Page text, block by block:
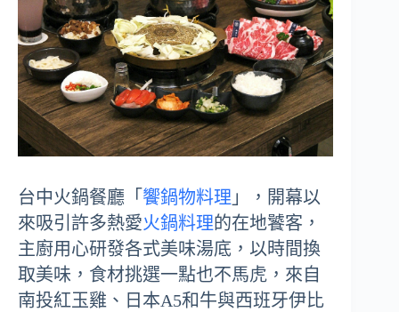
台中火鍋餐廳「 饗鍋物料理 」，開幕以
來吸引許多熱愛火鍋料理的在地饕客，
主廚用心研發各式美味湯底，以時間換
取美味，食材挑選一點也不馬虎，來自
南投紅玉雞、日本A5和牛與西班牙伊比